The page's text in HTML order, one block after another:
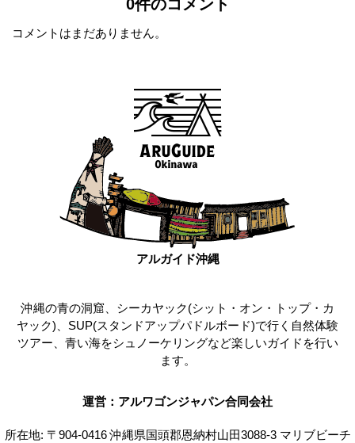
0件のコメント
コメントはまだありません。
アルガイド沖縄
沖縄の青の洞窟、シーカヤック(シット・オン・トップ・カ
ヤック)、SUP(スタンドアップパドルボード)で行く自然体験
ツアー、青い海をシュノーケリングなど楽しいガイドを行い
ます。
運営：アルワゴンジャパン合同会社
所在地: 〒904-0416 沖縄県国頭郡恩納村山田3088-3 マリブビーチ